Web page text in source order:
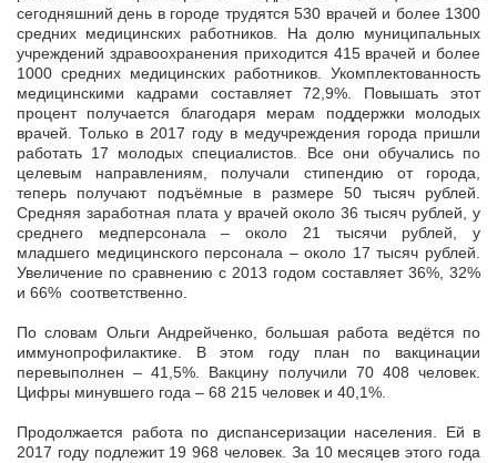
сегодняшний день в городе трудятся 530 врачей и более 1300
средних медицинских работников. На долю муниципальных
учреждений здравоохранения приходится 415 врачей и более
1000 средних медицинских работников. Укомплектованность
медицинскими кадрами составляет 72,9%. Повышать этот
процент получается благодаря мерам поддержки молодых
врачей. Только в 2017 году в медучреждения города пришли
работать 17 молодых специалистов. Все они обучались по
целевым направлениям, получали стипендию от города,
теперь получают подъёмные в размере 50 тысяч рублей.
Средняя заработная плата у врачей около 36 тысяч рублей, у
среднего медперсонала – около 21 тысячи рублей, у
младшего медицинского персонала – около 17 тысяч рублей.
Увеличение по сравнению с 2013 годом составляет 36%, 32%
и 66% соответственно.
По словам Ольги Андрейченко, большая работа ведётся по
иммунопрофилактике. В этом году план по вакцинации
перевыполнен – 41,5%. Вакцину получили 70 408 человек.
Цифры минувшего года – 68 215 человек и 40,1%.
Продолжается работа по диспансеризации населения. Ей в
2017 году подлежит 19 968 человек. За 10 месяцев этого года